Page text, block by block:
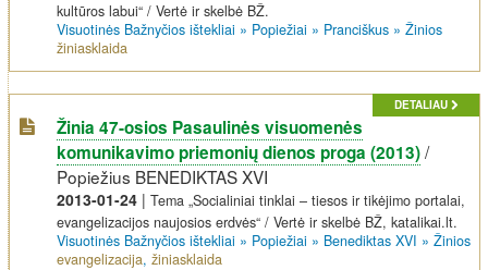
kultūros labui“ / Vertė ir skelbė BŽ.
Visuotinės Bažnyčios ištekliai » Popiežiai » Pranciškus »Žinios
žiniasklaida
DETALIAU
Žinia 47-osios Pasaulinės visuomenės
komunikavimo priemonių dienos proga (2013)/
Popiežius BENEDIKTAS XVI
2013-01-24 |Tema „Socialiniai tinklai – tiesos ir tikėjimo portalai,
evangelizacijos naujosios erdvės“ / Vertė ir skelbė BŽ, katalikai.lt.
Visuotinės Bažnyčios ištekliai » Popiežiai » Benediktas XVI »Žinios
evangelizacija,žiniasklaida